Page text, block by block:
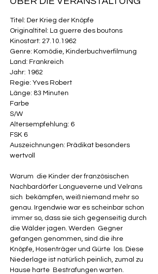
Titel: Der Krieg der Knöpfe
Originaltitel: La guerre des boutons
Kinostart: 27.10.1962
Genre: Komödie, Kinderbuchverfilmung
Land: Frankreich
Jahr: 1962
Regie: Yves Robert
Länge: 83 Minuten
Farbe
S/W
Alters­empfehlung: 6
FSK 6
Auszeich­nungen: Prädikat besonders
wertvoll
Warum  die Kinder der französischen
Nachbardörfer Longueverne und Velrans
sich  bekämpfen, weiß niemand mehr so
genau. Irgendwie war es scheinbar schon
immer so, dass sie sich gegenseitig durch
die Wälder jagen. Werden  Gegner
gefangen genommen, sind die ihre
Knöpfe, Hosenträger und Gürte  los. Diese
Niederlage ist natürlich peinlich, zumal zu
Hause harte  Bestrafungen warten.